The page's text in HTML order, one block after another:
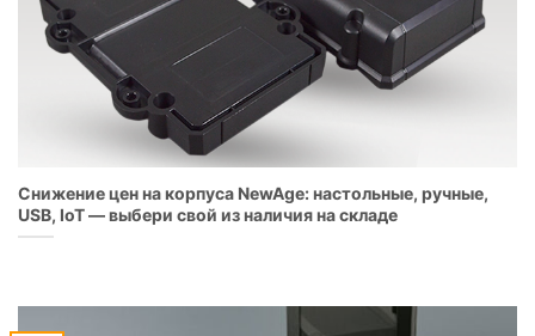
Снижение цен на корпуса NewAge: настольные, ручные,
USB, IoT — выбери свой из наличия на складе